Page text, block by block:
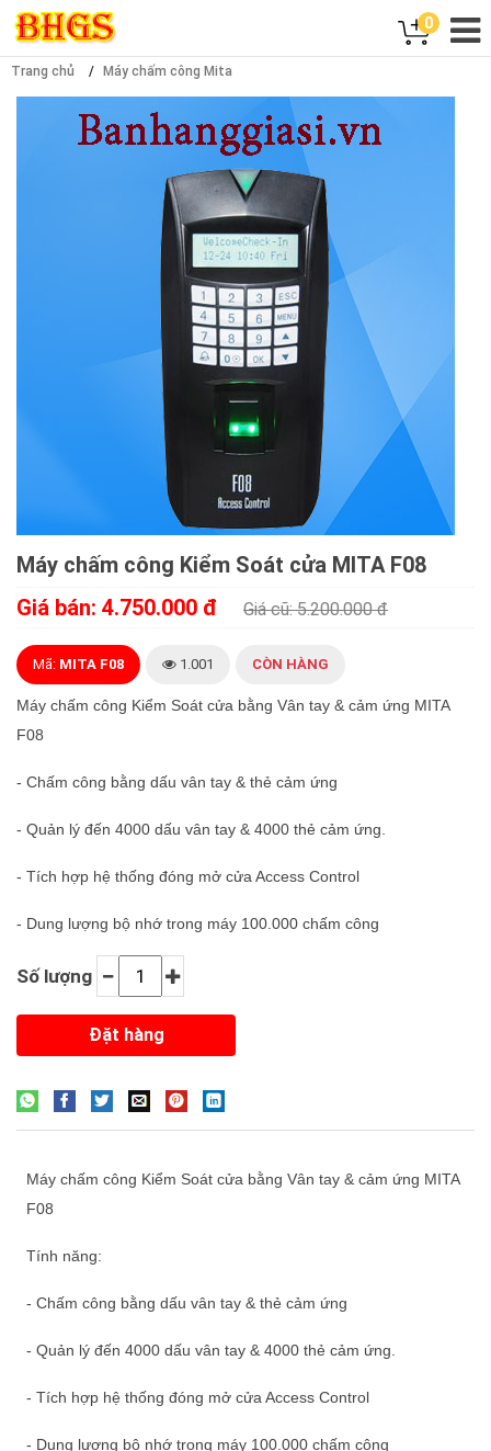
0
Trang chủ Máy chấm công Mita
Máy chấm công Kiểm Soát cửa MITA F08
Giá bán: 4.750.000 đ
Giá cũ: 5.200.000 đ
Mã: MITA F08 1.001 CÒN HÀNG
Máy chấm công Kiểm Soát cửa bằng Vân tay & cảm ứng MITA
F08
- Chấm công bằng dấu vân tay & thẻ cảm ứng
- Quản lý đến 4000 dấu vân tay & 4000 thẻ cảm ứng.
- Tích hợp hệ thống đóng mở cửa Access Control
- Dung lượng bộ nhớ trong máy 100.000 chấm công
Số lượng
Máy chấm công Kiểm Soát cửa bằng Vân tay & cảm ứng MITA
F08
Tính năng:
- Chấm công bằng dấu vân tay & thẻ cảm ứng
- Quản lý đến 4000 dấu vân tay & 4000 thẻ cảm ứng.
- Tích hợp hệ thống đóng mở cửa Access Control
- Dung lượng bộ nhớ trong máy 100.000 chấm công